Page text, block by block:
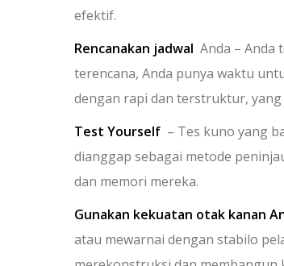
efektif.
Rencanakan jadwal Anda – Anda
terencana, Anda punya waktu
dengan rapi dan terstruktur,
Test Yourself – Tes kuno yang
dianggap sebagai metode
dan memori mereka.
Gunakan kekuatan otak kanan
atau mewarnai dengan stabilo